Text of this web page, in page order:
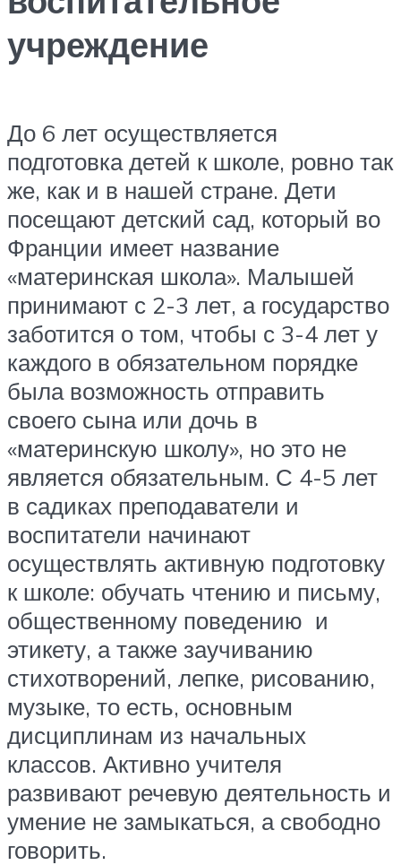
учреждение
До 6 лет осуществляется
подготовка детей к школе, ровно так
же, как и в нашей стране. Дети
посещают детский сад, который во
Франции имеет название
«материнская школа». Малышей
принимают с 2-3 лет, а государство
заботится о том, чтобы с 3-4 лет у
каждого в обязательном порядке
была возможность отправить
своего сына или дочь в
«материнскую школу», но это не
является обязательным. С 4-5 лет
в садиках преподаватели и
воспитатели начинают
осуществлять активную подготовку
к школе: обучать чтению и письму,
общественному поведению и
этикету, а также заучиванию
стихотворений, лепке, рисованию,
музыке, то есть, основным
дисциплинам из начальных
классов. Активно учителя
развивают речевую деятельность и
умение не замыкаться, а свободно
говорить.